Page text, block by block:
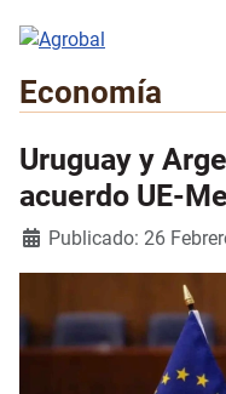
Economía
Uruguay y
acuerdo UE-
Detalles
Publicado: 26